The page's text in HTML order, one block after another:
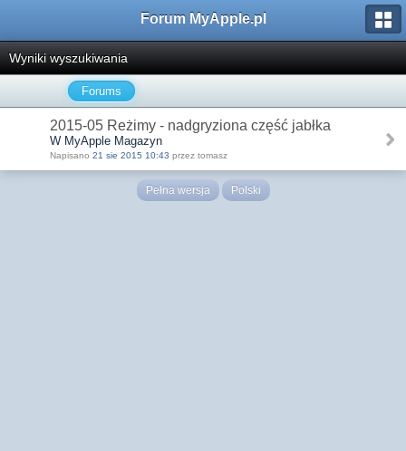
Forum MyApple.pl
Wyniki wyszukiwania
Forums
2015-05 Reżimy - nadgryziona część jabłka
W MyApple Magazyn
Napisano 21 sie 2015 10:43 przez tomasz
Pełna wersja Polski